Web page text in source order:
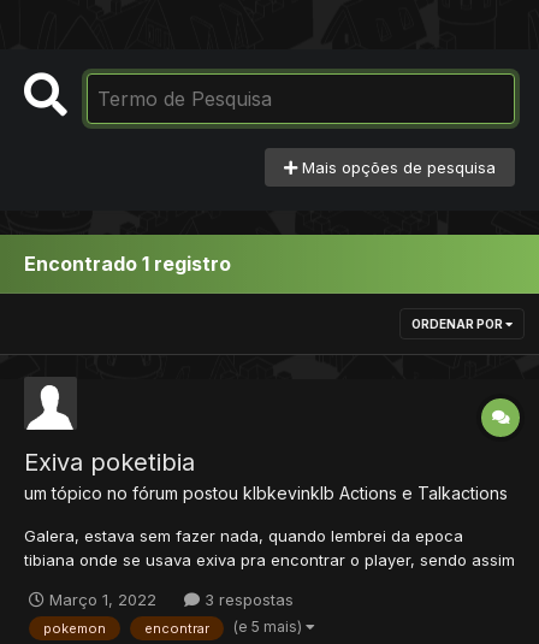
Mais opções de pesquisa
Encontrado 1 registro
ORDENAR POR
Exiva poketibia
um tópico no fórum postou klbkevinklb Actions e Talkactions
Galera, estava sem fazer nada, quando lembrei da epoca
tibiana onde se usava exiva pra encontrar o player, sendo assim
força-lo abrir o mapa...entao eu peguei um que dava exiva no
npc e coloquei pra exivar pokemons...porem se conter mais d...
Março 1, 2022 3 respostas
pokemon encontrar (e 5 mais)